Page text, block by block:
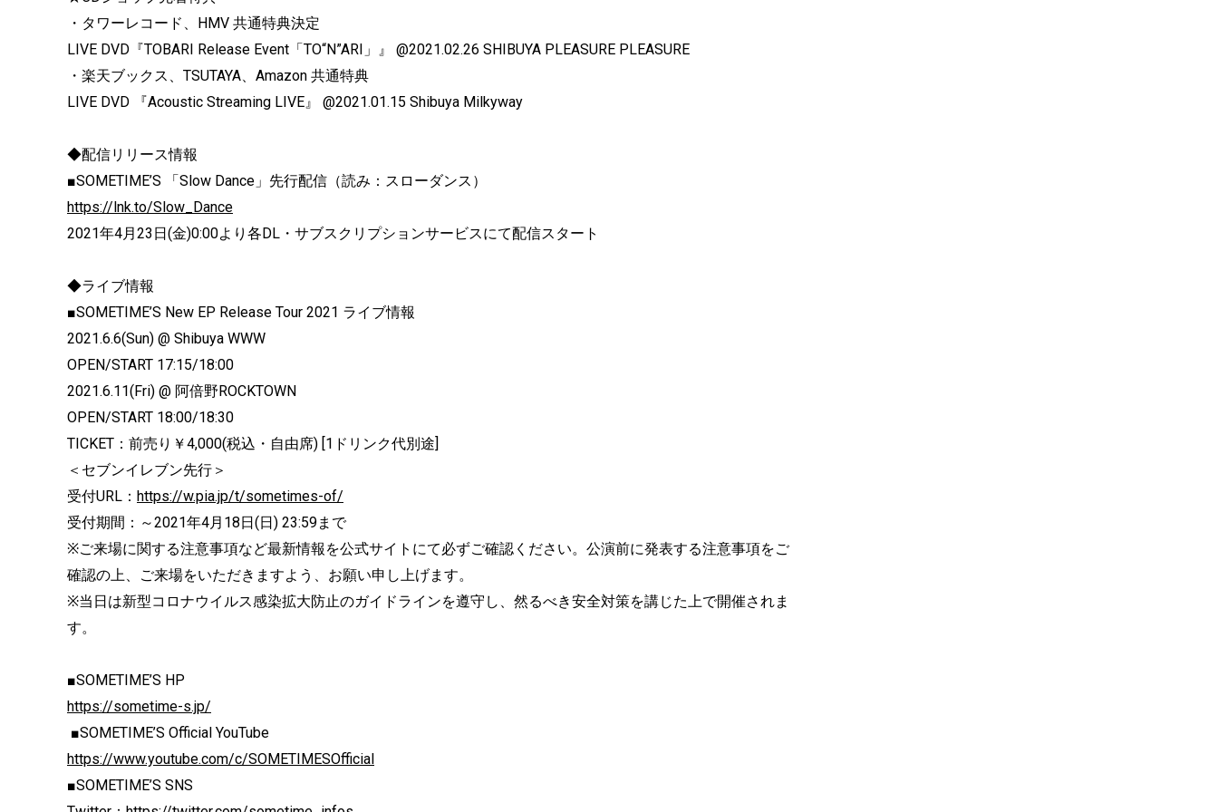
・タワーレコード、HMV 共通特典決定
LIVE DVD『TOBARI Release Event「TO“N”ARI」』 @2021.02.26 SHIBUYA PLEASURE PLEASURE
・楽天ブックス、TSUTAYA、Amazon 共通特典
LIVE DVD 『Acoustic Streaming LIVE』 @2021.01.15 Shibuya Milkyway
◆配信リリース情報
■SOMETIME’S 「Slow Dance」先行配信（読み：スローダンス）
https://lnk.to/Slow_Dance
2021年4月23日(金)0:00より各DL・サブスクリプションサービスにて配信スタート
◆ライブ情報
■SOMETIME’S New EP Release Tour 2021 ライブ情報
2021.6.6(Sun) @ Shibuya WWW
OPEN/START 17:15/18:00
2021.6.11(Fri) @ 阿倍野ROCKTOWN
OPEN/START 18:00/18:30
TICKET：前売り￥4,000(税込・自由席) [1ドリンク代別途]
＜セブンイレブン先行＞
受付URL： https://w.pia.jp/t/sometimes-of/
受付期間：～2021年4月18日(日) 23:59まで
※ご来場に関する注意事項など最新情報を公式サイトにて必ずご確認ください。公演前に発表する注意事項をご
確認の上、ご来場をいただきますよう、お願い申し上げます。
※当日は新型コロナウイルス感染拡大防止のガイドラインを遵守し、然るべき安全対策を講じた上で開催されま
す。
■SOMETIME’S HP
https://sometime-s.jp/
■SOMETIME’S Official YouTube
https://www.youtube.com/c/SOMETIMESOfficial
■SOMETIME’S SNS